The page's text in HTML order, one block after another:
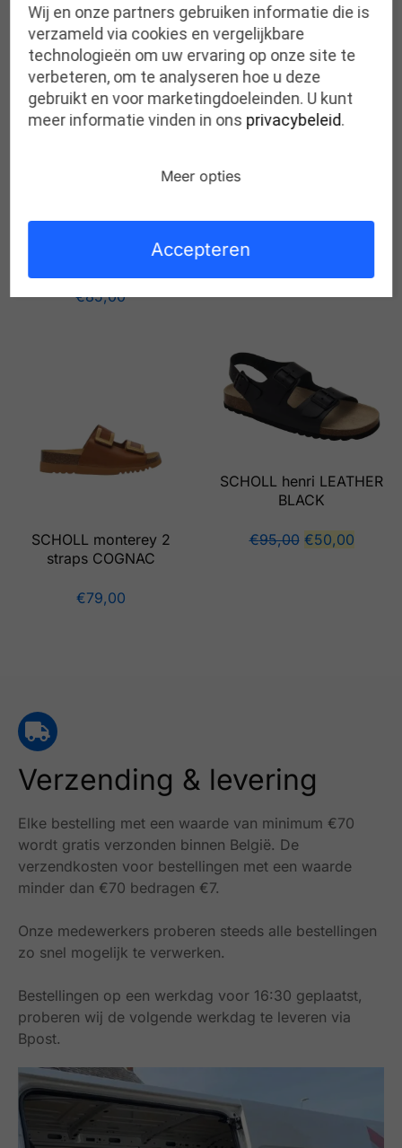
Gerelateerde producten
SUEDE DARK BEIGE
€85,00
€75,00
SCHOLL monterey 2
straps COGNAC
€79,00
SCHOLL henri LEATHER
BLACK
€95,00 €50,00
Verzending & levering
Elke bestelling met een waarde van minimum €70
wordt gratis verzonden binnen België. De
verzendkosten voor bestellingen met een waarde
minder dan €70 bedragen €7.
Onze medewerkers proberen steeds alle bestellingen
zo snel mogelijk te verwerken.
Bestellingen op een werkdag voor 16:30 geplaatst,
proberen wij de volgende werkdag te leveren via
Bpost.
Wij en onze partners gebruiken informatie die is
verzameld via cookies en vergelijkbare
technologieën om uw ervaring op onze site te
verbeteren, om te analyseren hoe u deze
gebruikt en voor marketingdoeleinden. U kunt
meer informatie vinden in ons privacybeleid.
Meer opties
Accepteren